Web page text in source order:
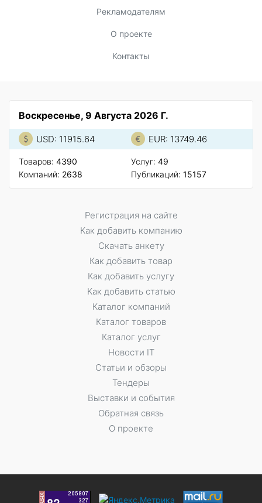
Рекламодателям
О проекте
Контакты
Воскресенье, 9 Августа 2026 Г.
USD: 11915.64 EUR: 13749.46
Товаров: 4390
Компаний: 2638
Услуг: 49
Публикаций: 15157
Регистрация на сайте
Как добавить компанию
Скачать анкету
Как добавить товар
Как добавить услугу
Как добавить статью
Каталог компаний
Каталог товаров
Каталог услуг
Новости IT
Статьи и обзоры
Тендеры
Выставки и события
Обратная связь
О проекте